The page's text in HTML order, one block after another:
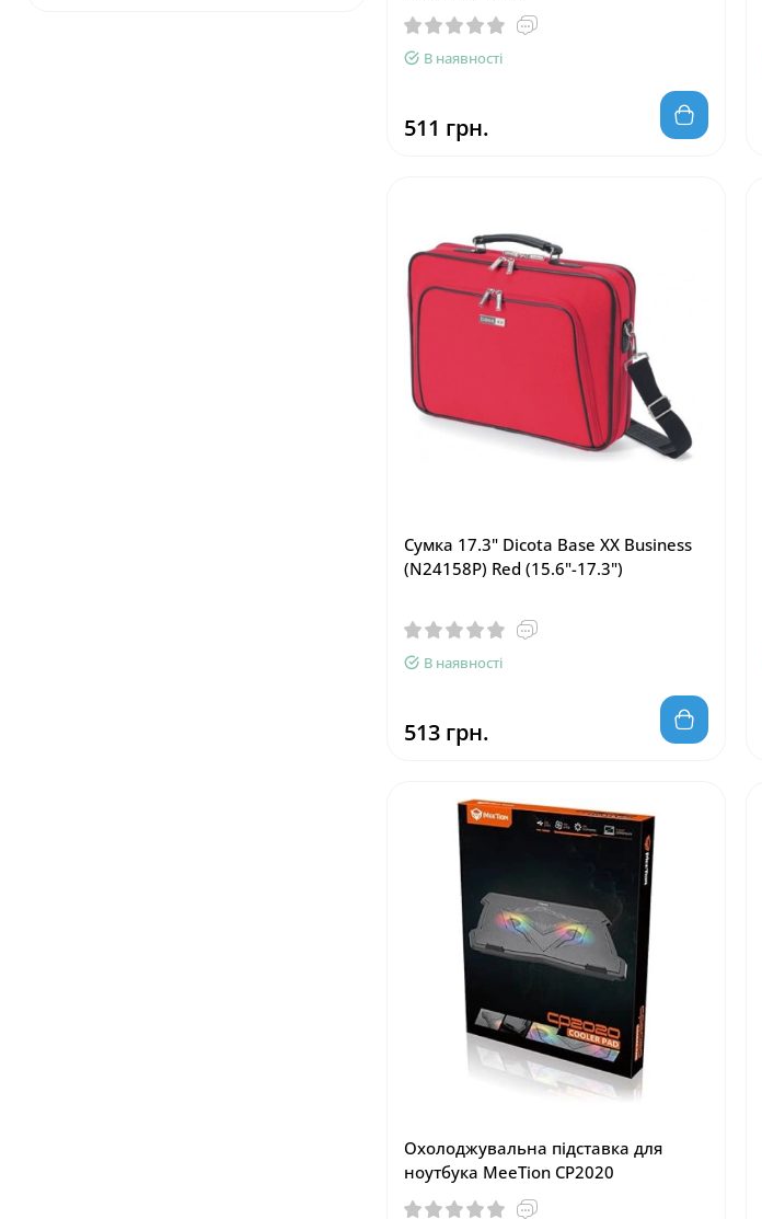
В наявності
511 грн.
Сумка 17.3" Dicota Base XX Business
(N24158P) Red (15.6"-17.3")
В наявності
513 грн.
Охолоджувальна підставка для
ноутбука MeeTion CP2020